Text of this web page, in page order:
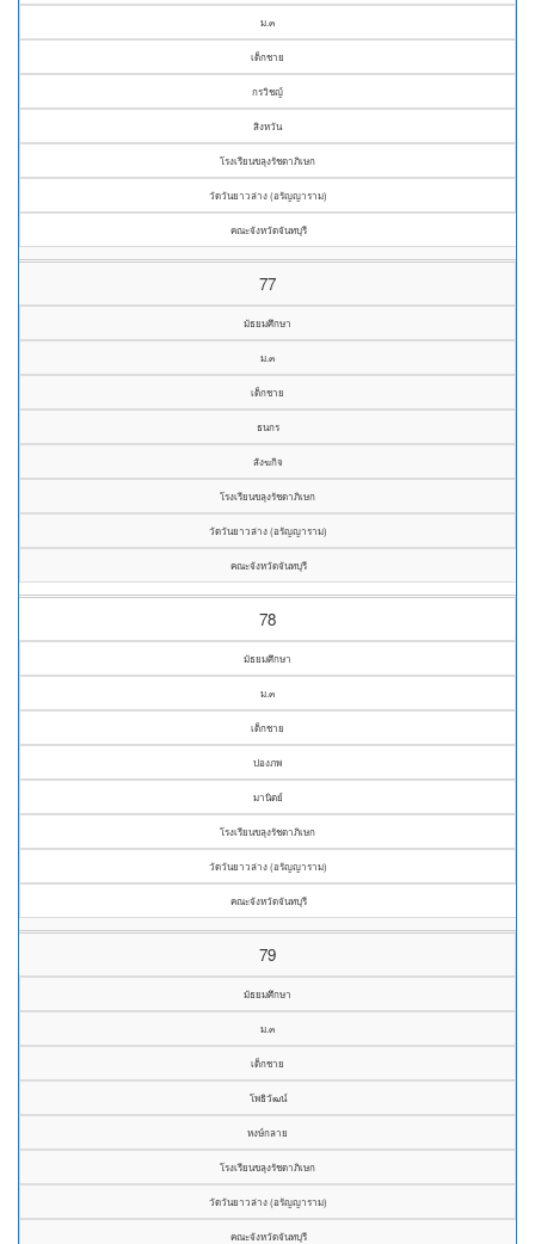
ม.๓
เด็กชาย
กรวิชญ์
สิงหวัน
โรงเรียนขลุงรัชดาภิเษก
วัดวันยาวล่าง (อรัญญาราม)
คณะจังหวัดจันทบุรี
77
มัธยมศึกษา
ม.๓
เด็กชาย
ธนกร
สังฆกิจ
โรงเรียนขลุงรัชดาภิเษก
วัดวันยาวล่าง (อรัญญาราม)
คณะจังหวัดจันทบุรี
78
มัธยมศึกษา
ม.๓
เด็กชาย
ปองภพ
มานิตย์
โรงเรียนขลุงรัชดาภิเษก
วัดวันยาวล่าง (อรัญญาราม)
คณะจังหวัดจันทบุรี
79
มัธยมศึกษา
ม.๓
เด็กชาย
โพธิวัฒน์
หงษ์กลาย
โรงเรียนขลุงรัชดาภิเษก
วัดวันยาวล่าง (อรัญญาราม)
คณะจังหวัดจันทบุรี